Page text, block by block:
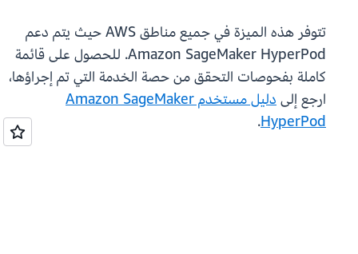
تتوفر هذه الميزة في جميع مناطق AWS حيث يتم دعم
Amazon SageMaker HyperPod. للحصول على قائمة
كاملة بفحوصات التحقق من حصة الخدمة التي تم إجراؤها،
ارجع إلى
دليل مستخدم Amazon SageMaker
HyperPod
.